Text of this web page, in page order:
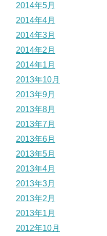
2014年5月
2014年4月
2014年3月
2014年2月
2014年1月
2013年10月
2013年9月
2013年8月
2013年7月
2013年6月
2013年5月
2013年4月
2013年3月
2013年2月
2013年1月
2012年10月